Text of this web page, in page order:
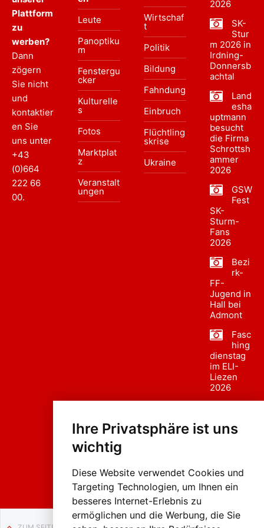
Ihre Privatsphäre ist uns
wichtig
Diese Website verwendet Cookies und
Targeting Technologien, um Ihnen ein
besseres Internet-Erlebnis zu
ermöglichen und die Werbung, die Sie
Plattform
zu
werben?
Dann
zögern
Sie nicht
und
kontaktier
en Sie
uns unter
+43
(0)664
222 66
00.
Leute
Panoptiku
m
Fenstergu
cker
Kulturelle
s
Fotos
Marktplat
z
Veranstalt
ungen
Wirtschaf
t
Politik
Bildung
Fahndung
Einbruch
Flüchtling
skrise
Ukraine
2026
SK-
Stur
m 2026 in
Irdning-
Donnersb
achtal
Land
esha
uptmann
besucht
die Firma
Schrottsh
ammer
2026
GSW
Fest
SK-
Sturm-
Fans
2026
Bezi
rk-
FF-
Jugend in
Hall bei
Admont
Fasc
hing
dienstag
im ELI-
Liezen
2026
sumzug
Liezen